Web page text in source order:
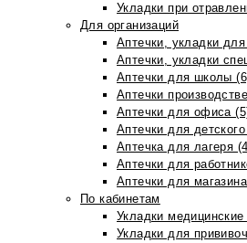
Укладки при
Для организаций
Аптечки, укладки
Аптечки, укладки
Аптечки для школы
Аптечки
Аптечки для офиса
Аптечки для
Аптечка для лагеря
Аптечки для
Аптечки для
По кабинетам
Укладки
Укладки для